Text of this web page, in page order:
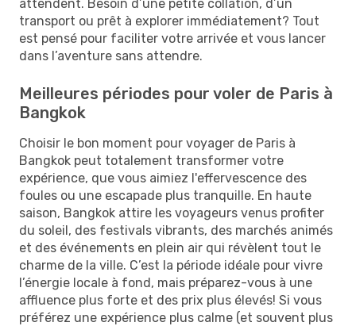
attendent. Besoin d’une petite collation, d’un
transport ou prêt à explorer immédiatement? Tout
est pensé pour faciliter votre arrivée et vous lancer
dans l’aventure sans attendre.
Meilleures périodes pour voler de Paris à
Bangkok
Choisir le bon moment pour voyager de Paris à
Bangkok peut totalement transformer votre
expérience, que vous aimiez l'effervescence des
foules ou une escapade plus tranquille. En haute
saison, Bangkok attire les voyageurs venus profiter
du soleil, des festivals vibrants, des marchés animés
et des événements en plein air qui révèlent tout le
charme de la ville. C’est la période idéale pour vivre
l’énergie locale à fond, mais préparez-vous à une
affluence plus forte et des prix plus élevés! Si vous
préférez une expérience plus calme (et souvent plus